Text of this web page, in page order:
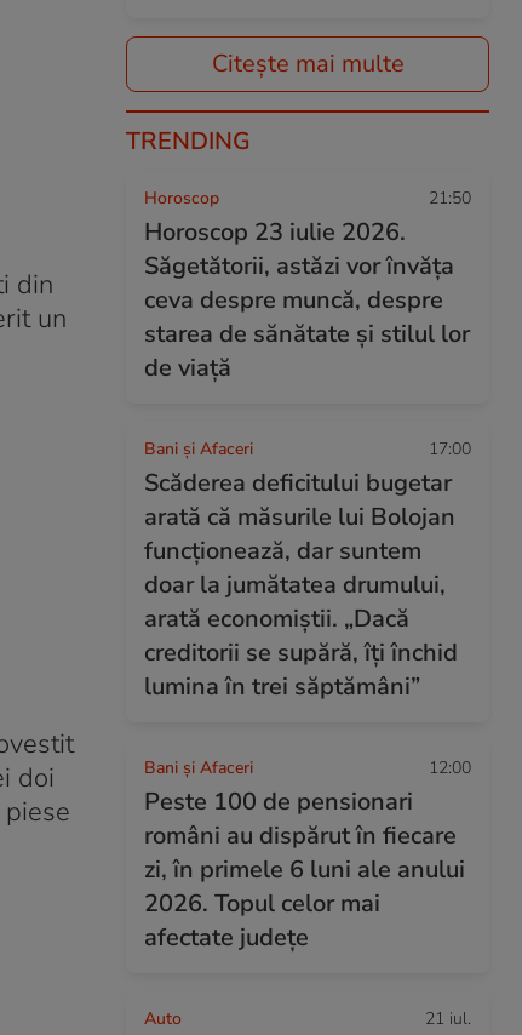
din
un
doi
Citește mai multe
TRENDING
Horoscop 21:50
Horoscop 23 iulie 2026.
Săgetătorii, astăzi vor învăța
ceva despre muncă, despre
starea de sănătate și stilul lor
de viață
Bani și Afaceri 17:00
Scăderea deficitului bugetar
arată că măsurile lui Bolojan
funcționează, dar suntem
doar la jumătatea drumului,
arată economiștii. „Dacă
creditorii se supără, îți închid
lumina în trei săptămâni”
Bani și Afaceri 12:00
Peste 100 de pensionari
români au dispărut în fiecare
zi, în primele 6 luni ale anului
2026. Topul celor mai
afectate județe
Auto 21 iul.